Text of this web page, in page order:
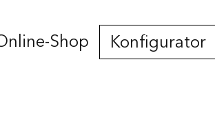
Shop Konfigurator